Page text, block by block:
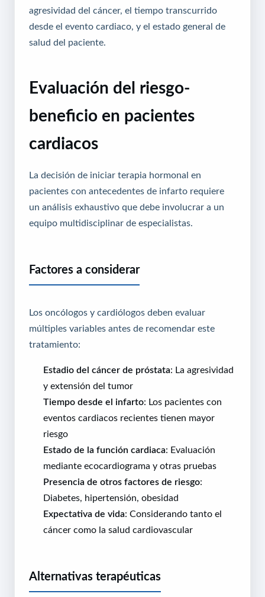
agresividad del cáncer, el tiempo transcurrido
desde el evento cardiaco, y el estado general de
salud del paciente.
Evaluación del riesgo-
beneficio en pacientes
cardiacos
La decisión de iniciar terapia hormonal en
pacientes con antecedentes de infarto requiere
un análisis exhaustivo que debe involucrar a un
equipo multidisciplinar de especialistas.
Factores a considerar
Los oncólogos y cardiólogos deben evaluar
múltiples variables antes de recomendar este
tratamiento:
Estadio del cáncer de próstata: La agresividad
y extensión del tumor
Tiempo desde el infarto: Los pacientes con
eventos cardiacos recientes tienen mayor
riesgo
Estado de la función cardiaca: Evaluación
mediante ecocardiograma y otras pruebas
Presencia de otros factores de riesgo:
Diabetes, hipertensión, obesidad
Expectativa de vida: Considerando tanto el
cáncer como la salud cardiovascular
Alternativas terapéuticas